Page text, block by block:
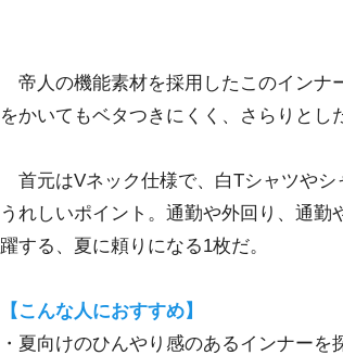
帝人の機能素材を採用したこのインナ
をかいてもベタつきにくく、さらりとし
首元はVネック仕様で、白Tシャツやシ
うれしいポイント。通勤や外回り、通
躍する、夏に頼りになる1枚だ。
【こんな人におすすめ】
・夏向けのひんやり感のあるインナーを